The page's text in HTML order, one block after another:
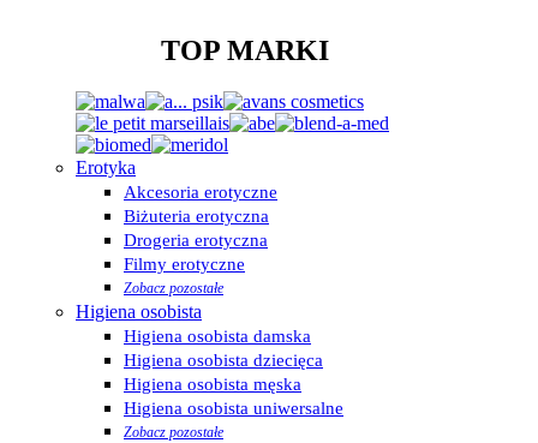
TOP MARKI
Erotyka
Akcesoria erotyczne
Biżuteria erotyczna
Drogeria erotyczna
Filmy erotyczne
Zobacz pozostałe
Higiena osobista
Higiena osobista damska
Higiena osobista dziecięca
Higiena osobista męska
Higiena osobista uniwersalne
Zobacz pozostałe